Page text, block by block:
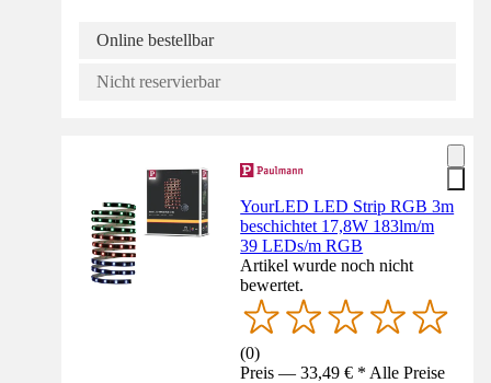
Online bestellbar
Nicht reservierbar
YourLED LED Strip RGB 3m
beschichtet 17,8W 183lm/m
39 LEDs/m RGB
Artikel wurde noch nicht
bewertet.
(0)
Preis — 33,49 € * Alle Preise